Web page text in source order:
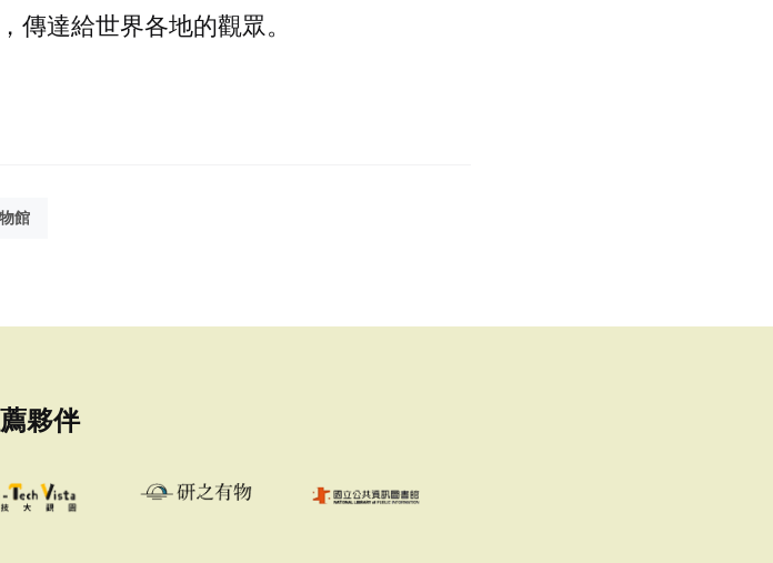
達給世界各地的觀眾。
館
夥伴